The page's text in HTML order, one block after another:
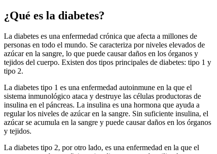
¿Qué es la diabetes?
La diabetes es una enfermedad crónica que afecta a millones de
personas en todo el mundo. Se caracteriza por niveles elevados de
azúcar en la sangre, lo que puede causar daños en los órganos y
tejidos del cuerpo. Existen dos tipos principales de diabetes: tipo 1 y
tipo 2.
La diabetes tipo 1 es una enfermedad autoinmune en la que el
sistema inmunológico ataca y destruye las células productoras de
insulina en el páncreas. La insulina es una hormona que ayuda a
regular los niveles de azúcar en la sangre. Sin suficiente insulina, el
azúcar se acumula en la sangre y puede causar daños en los órganos
y tejidos.
La diabetes tipo 2, por otro lado, es una enfermedad en la que el